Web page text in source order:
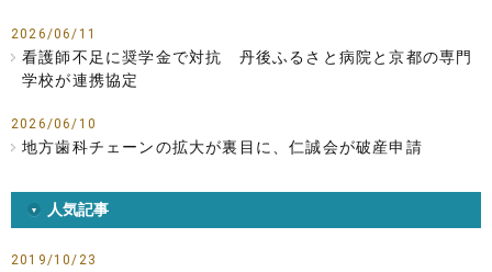
2026/06/11
看護師不足に奨学金で対抗 丹後ふるさと病院と京都の専門
学校が連携協定
2026/06/10
地方歯科チェーンの拡大が裏目に、仁誠会が破産申請
人気記事
2019/10/23